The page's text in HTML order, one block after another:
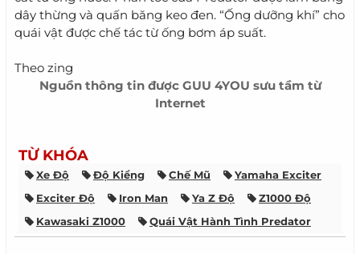
dây thừng và quấn băng keo đen. “Ống dưỡng khí” cho
quái vật được chế tác từ ống bơm áp suất.
Theo zing​
Nguồn thông tin được GUU 4YOU sưu tầm từ
Internet
TỪ KHÓA
Xe Độ Độ Kiểng Chế Mũ
Yamaha Exciter
Exciter Độ
Iron Man Ya Z Độ
Z1000 Độ
Kawasaki Z1000
Quái Vật Hành Tình Predator